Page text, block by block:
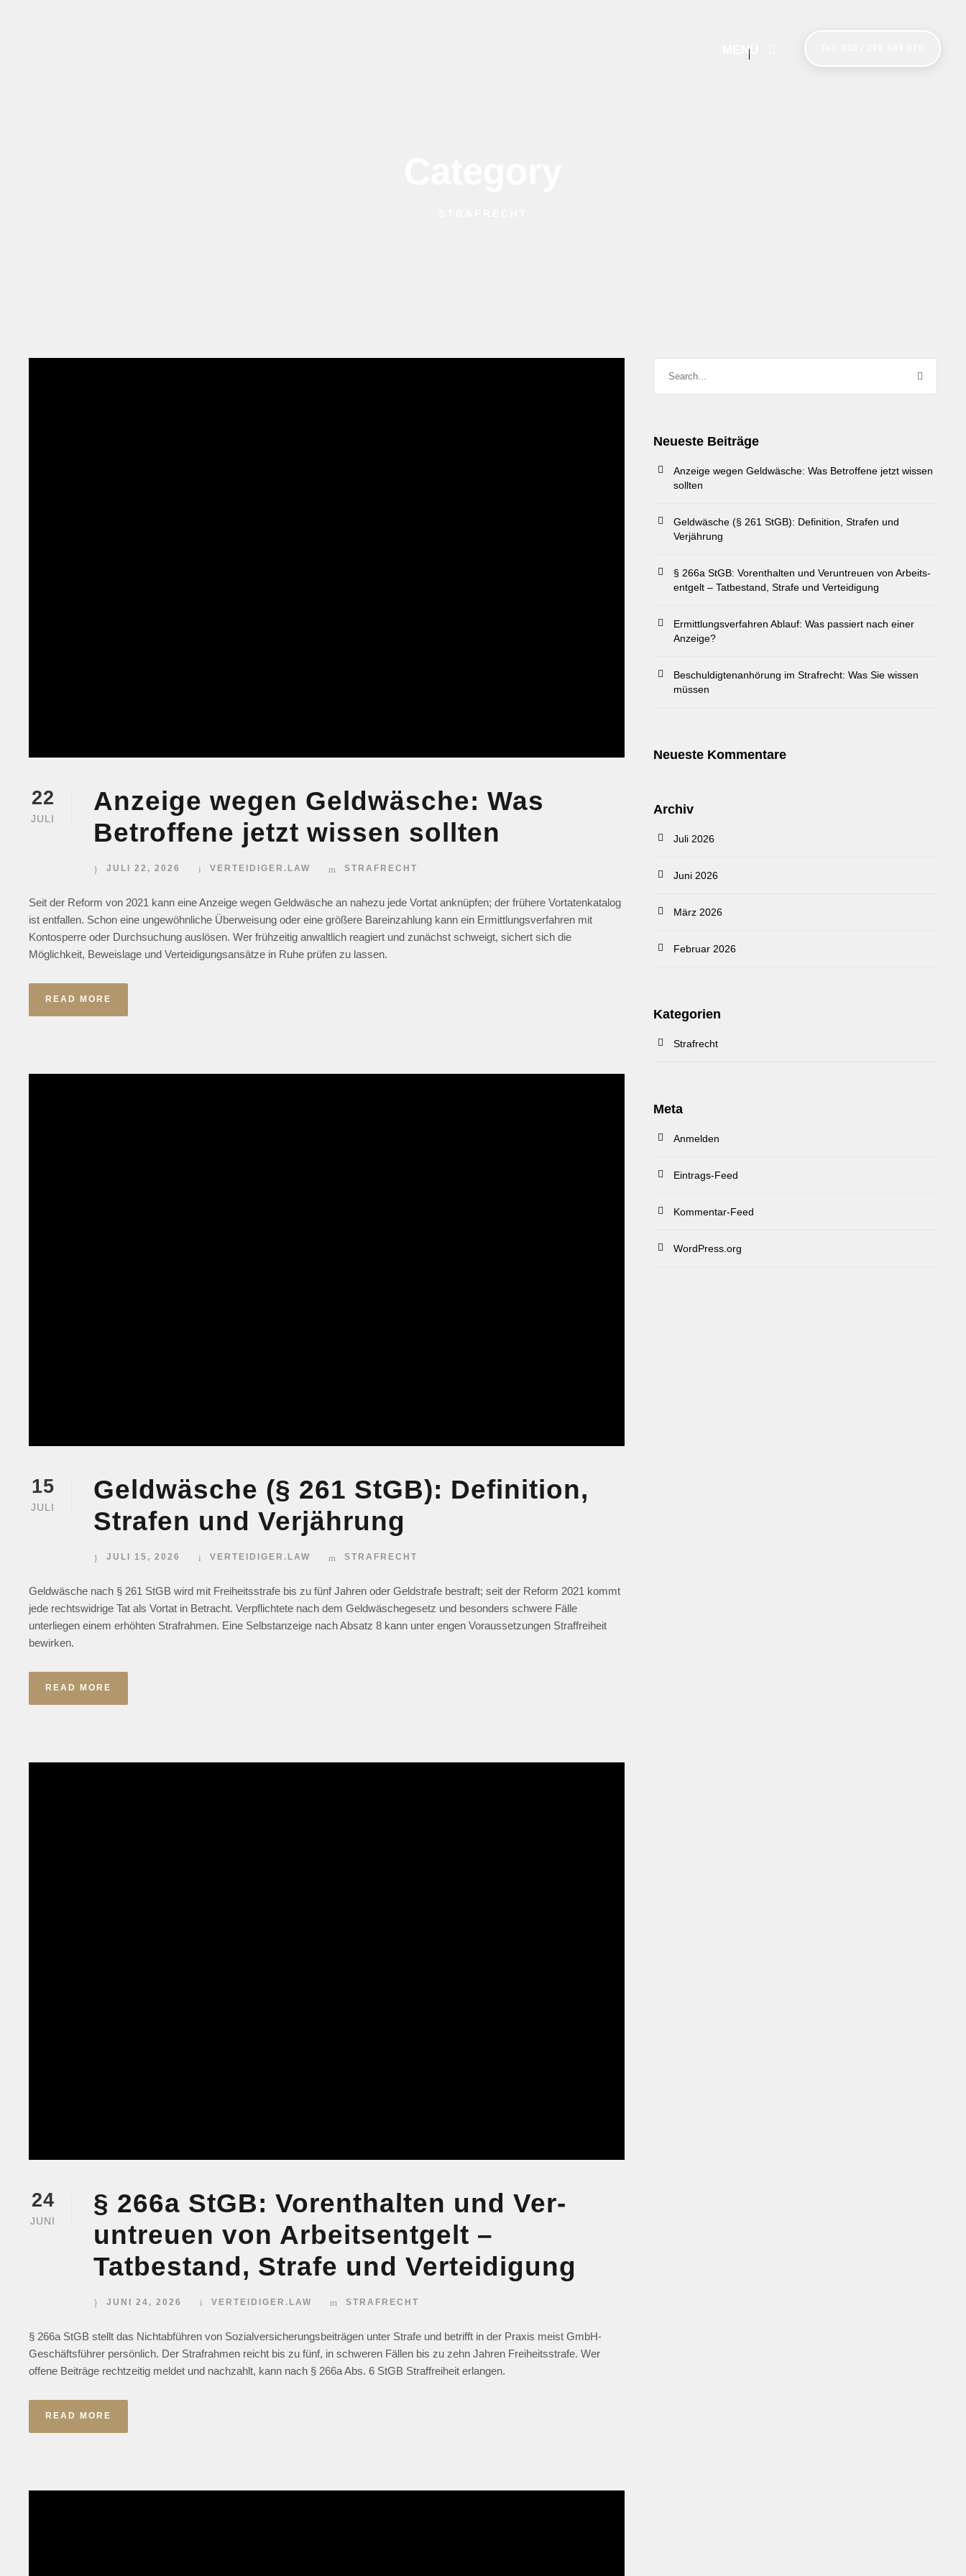
MENÜ
22
JULI
Anzeige wegen Geldwäsche: Was
Betroffene jetzt wissen sollten
JULI 22, 2026 VERTEIDIGER.LAW STRAFRECHT
Seit der Reform von 2021 kann eine Anzeige wegen Geldwäsche an nahezu jede Vortat anknüpfen; der frühere Vortatenkatalog
ist entfallen. Schon eine ungewöhnliche Überweisung oder eine größere Bareinzahlung kann ein Ermittlungsverfahren mit
Kontosperre oder Durchsuchung auslösen. Wer frühzeitig anwaltlich reagiert und zunächst schweigt, sichert sich die
Möglichkeit, Beweislage und Verteidigungsansätze in Ruhe prüfen zu lassen.
READ MORE
15
JULI
Geldwäsche (§ 261 StGB): Definition,
Strafen und Verjährung
JULI 15, 2026 VERTEIDIGER.LAW STRAFRECHT
Geldwäsche nach § 261 StGB wird mit Freiheitsstrafe bis zu fünf Jahren oder Geldstrafe bestraft; seit der Reform 2021 kommt
jede rechtswidrige Tat als Vortat in Betracht. Verpflichtete nach dem Geldwäschegesetz und besonders schwere Fälle
unterliegen einem erhöhten Strafrahmen. Eine Selbstanzeige nach Absatz 8 kann unter engen Voraussetzungen Straffreiheit
bewirken.
READ MORE
24
JUNI
§ 266a StGB: Vor­enthalten und Ver­
untreuen von Arbeits­entgelt –
Tatbestand, Strafe und Vertei­digung
JUNI 24, 2026 VERTEIDIGER.LAW STRAFRECHT
§ 266a StGB stellt das Nichtabführen von Sozialversicherungsbeiträgen unter Strafe und betrifft in der Praxis meist GmbH-
Geschäftsführer persönlich. Der Strafrahmen reicht bis zu fünf, in schweren Fällen bis zu zehn Jahren Freiheitsstrafe. Wer
offene Beiträge rechtzeitig meldet und nachzahlt, kann nach § 266a Abs. 6 StGB Straffreiheit erlangen.
READ MORE
Neueste Beiträge
Anzeige wegen Geldwäsche: Was Betroffene jetzt wissen
sollten
Geldwäsche (§ 261 StGB): Definition, Strafen und
Verjährung
§ 266a StGB: Vor­enthalten und Ver­untreuen von Arbeits­
entgelt – Tatbestand, Strafe und Vertei­digung
Ermittlungsverfahren Ablauf: Was passiert nach einer
Anzeige?
Beschuldigtenanhörung im Strafrecht: Was Sie wissen
müssen
Neueste Kommentare
Archiv
Juli 2026
Juni 2026
März 2026
Februar 2026
Kategorien
Strafrecht
Meta
Anmelden
Eintrags-Feed
Kommentar-Feed
WordPress.org